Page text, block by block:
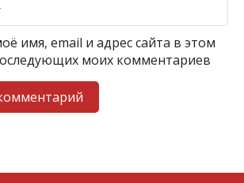
имя, email и адрес сайта в этом
моих комментариев